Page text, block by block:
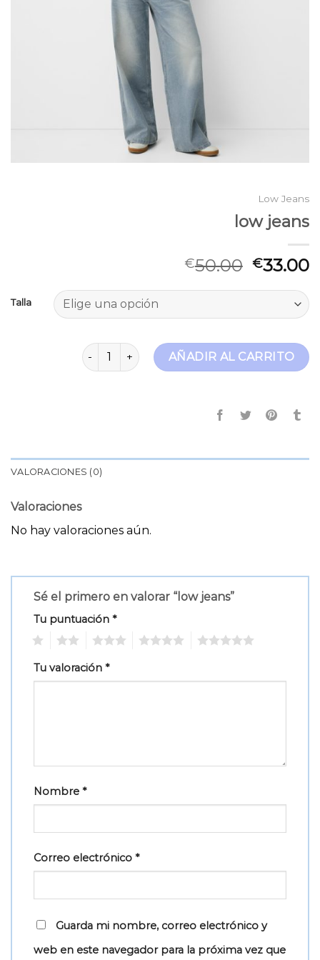
Low Jeans
low jeans
€50.00 €33.00
Talla
low jeans cantidadAÑADIR AL CARRITO
VALORACIONES (0)
Valoraciones
No hay valoraciones aún.
Sé el primero en valorar “low jeans”
Tu puntuación *
Tu valoración *
Nombre *
Correo electrónico *
Guarda mi nombre, correo electrónico y
web en este navegador para la próxima vez que